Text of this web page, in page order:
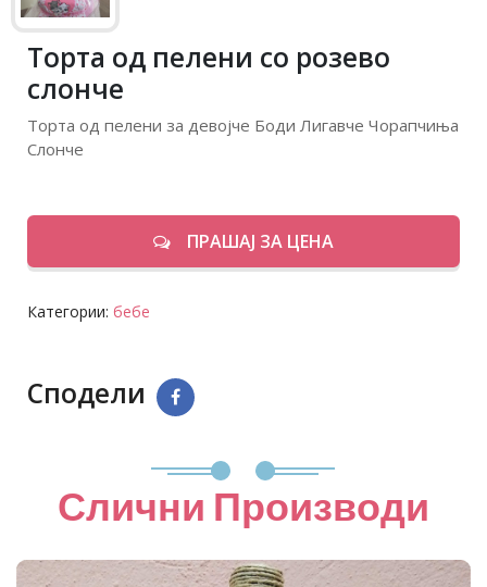
Торта од пелени со розево
слонче
Торта од пелени за девојче Боди Лигавче Чорапчиња
Слонче
ПРАШАЈ ЗА ЦЕНА
Категории: бебе
Сподели
Слични Производи